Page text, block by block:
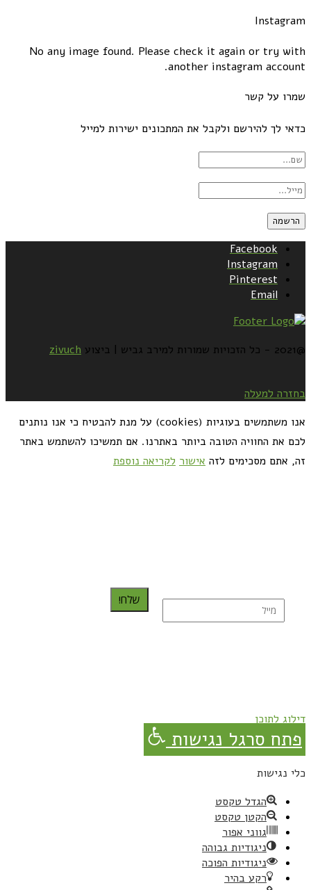
Instagram
No any image found. Please check it again or try with
another instagram account.
שמרו על קשר
כדאי לך להירשם ולקבל את המתכונים ישירות למייל
Facebook
Instagram
Pinterest
Email
@2021 - כל הזכויות שמורות למירב גביש | ביצוע zivuch
בחזרה למעלה
אנו משתמשים בעוגיות (cookies) על מנת להבטיח כי אנו נותנים
לכם את החוויה הטובה ביותר באתרנו. אם תמשיכו להשתמש באתר
זה, אתם מסכימים לזה אישור לקריאה נוספת
שלח!
דילוג לתוכן
פתח סרגל נגישות
כלי נגישות
הגדל טקסט
הקטן טקסט
גווני אפור
ניגודיות גבוהה
ניגודיות הפוכה
רקע בהיר